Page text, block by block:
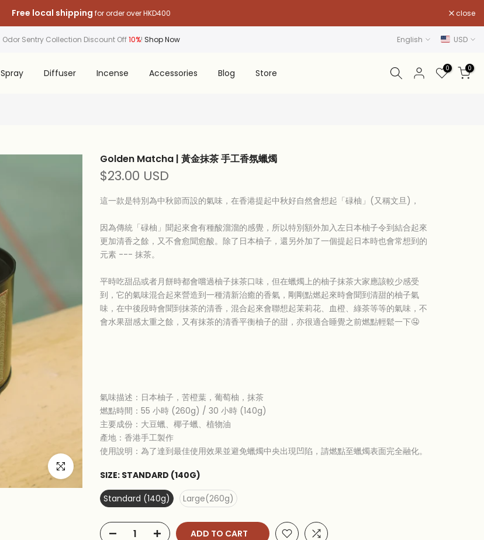
Free local shipping for order over HKD400 close
Odor Sentry Collection Discount Off10%! Shop Now English USD
Spray Diffuser Incense Accessories Blog Store 0 0
Click to enlarge
Golden Matcha | 黃金抹茶 手工香氛蠟燭
$23.00 USD
這一款是特別為中秋節而設的氣味，在香港提起中秋好自然會想起「碌柚」(又稱文旦)，
因為傳統「碌柚」聞起來會有種酸溜溜的感覺，所以特別額外加入左日本柚子令到結合起來
更加清香之餘，又不會愈聞愈酸。除了日本柚子，還另外加了一個提起日本時也會常想到的
元素 --- 抹茶。
平時吃甜品或者月餅時都會嚐過柚子抹茶口味，但在蠟燭上的柚子抹茶大家應該較少感受
到，它的氣味混合起來營造到一種清新治癒的香氣，剛剛點燃起來時會聞到清甜的柚子氣
味，在中後段時會聞到抹茶的清香，混合起來會聯想起茉莉花、血橙、綠茶等等的氣味，不
會水果甜感太重之餘，又有抹茶的清香平衡柚子的甜，亦很適合睡覺之前燃點輕鬆一下🤤
氣味描述： 日本柚子，苦橙葉 ，葡萄柚，抹茶
燃點時間：55 小時 (260g) / 30 小時 (140g)
主要成份：大豆蠟、椰子蠟、植物油
產地：香港手工製作
使用說明：為了達到最佳使用效果並避免蠟燭中央出現凹陷，請燃點至蠟燭表面完全融化。
SIZE: STANDARD (140G)
Standard (140g)
Large(260g)
ADD TO CART